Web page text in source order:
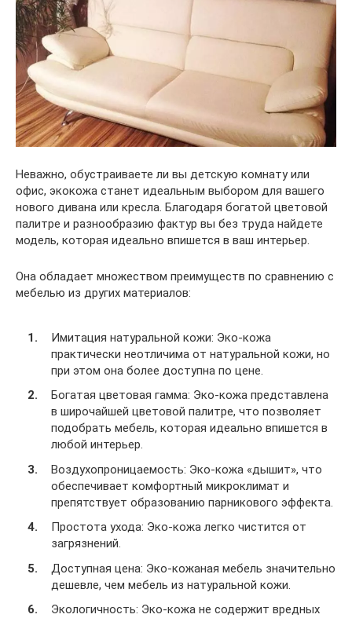
Неважно, обустраиваете ли вы детскую комнату или
офис, экокожа станет идеальным выбором для вашего
нового дивана или кресла. Благодаря богатой цветовой
палитре и разнообразию фактур вы без труда найдете
модель, которая идеально впишется в ваш интерьер.
Она обладает множеством преимуществ по сравнению с
мебелью из других материалов:
Имитация натуральной кожи: Эко-кожа
практически неотличима от натуральной кожи, но
при этом она более доступна по цене.
Богатая цветовая гамма: Эко-кожа представлена
в широчайшей цветовой палитре, что позволяет
подобрать мебель, которая идеально впишется в
любой интерьер.
Воздухопроницаемость: Эко-кожа «дышит», что
обеспечивает комфортный микроклимат и
препятствует образованию парникового эффекта.
Простота ухода: Эко-кожа легко чистится от
загрязнений.
Доступная цена: Эко-кожаная мебель значительно
дешевле, чем мебель из натуральной кожи.
Экологичность: Эко-кожа не содержит вредных